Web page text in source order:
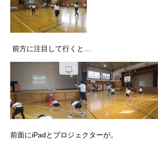
前方に注目して行くと…
前面にiPadとプロジェクターが。